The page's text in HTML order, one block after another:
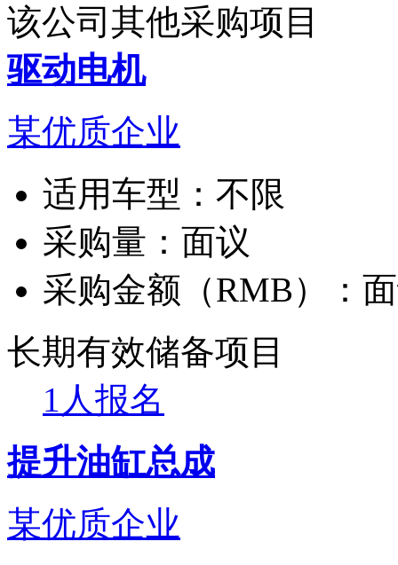
该公司其他采购项目
驱动电机
某优质企业
适用车型： 不限
采购量： 面议
采购金额（RMB）：
长期有效储备项目
1人报名
提升油缸总成
某优质企业